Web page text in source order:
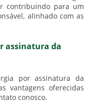
contribuindo para um
alinhado com as
assinatura da
por assinatura da
vantagens oferecidas
conosco.